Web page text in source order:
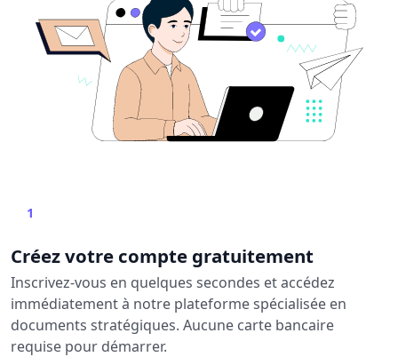
1
Créez votre compte gratuitement
Inscrivez-vous en quelques secondes et accédez
immédiatement à notre plateforme spécialisée en
documents stratégiques. Aucune carte bancaire
requise pour démarrer.